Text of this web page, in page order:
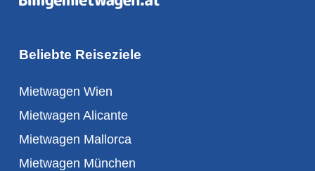
Beliebte Reiseziele
Mietwagen Wien
Mietwagen Alicante
Mietwagen Mallorca
Mietwagen München